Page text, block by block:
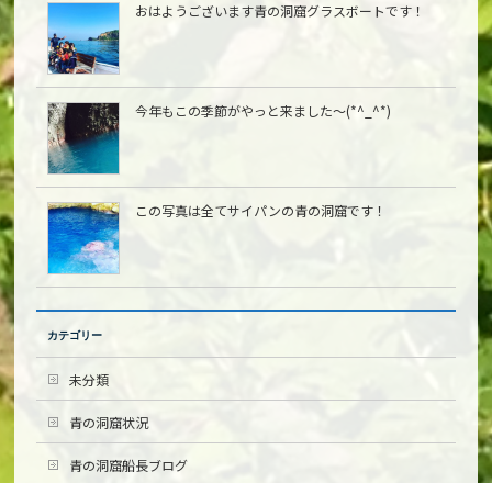
おはようございます青の洞窟グラスボートです！
今年もこの季節がやっと来ました〜(*^_^*)
この写真は全てサイパンの青の洞窟です！
カテゴリー
未分類
青の洞窟状況
青の洞窟船長ブログ